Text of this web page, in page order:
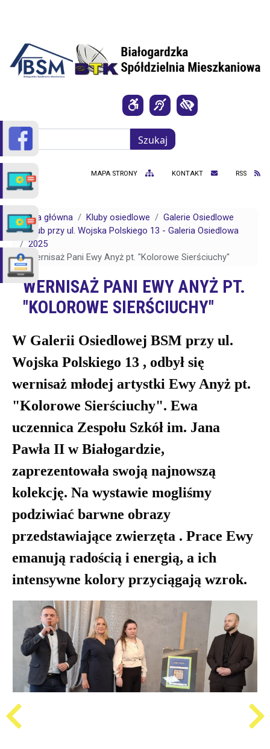
Szukaj
Szukaj
MAPA STRONY KONTAKT RSS
Strona główna Kluby osiedlowe
Galerie Osiedlowe
Klub przy ul. Wojska Polskiego 13 - Galeria Osiedlowa
2025
Wernisaż Pani Ewy Anyż pt. "Kolorowe Sierściuchy"
WERNISAŻ PANI EWY ANYŻ PT.
"KOLOROWE SIERŚCIUCHY"
W Galerii Osiedlowej BSM przy ul.
Wojska Polskiego 13 , odbył się
wernisaż młodej artystki Ewy Anyż pt.
"Kolorowe Sierściuchy". Ewa
uczennica Zespołu Szkół im. Jana
Pawła II w Białogardzie,
zaprezentowała swoją najnowszą
kolekcję. Na wystawie mogliśmy
podziwiać barwne obrazy
przedstawiające zwierzęta . Prace Ewy
emanują radością i energią, a ich
intensywne kolory przyciągają wzrok.